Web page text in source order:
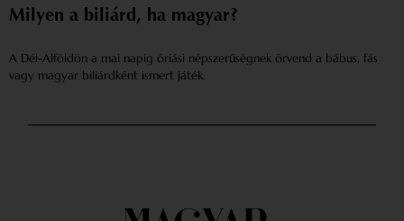
Milyen a biliárd, ha magyar?
A Dél-Alföldön a mai napig óriási népszerűségnek örvend a bábus, fás
vagy magyar biliárdként ismert játék.